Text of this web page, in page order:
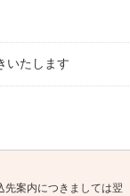
いたします
先案内につきましては翌